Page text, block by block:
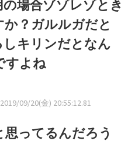
場合ゾゾレゾとき
？ガルルガだと
しキリンだとなん
すよね
2019/09/20(金) 20:55:12.81
ってるんだろう